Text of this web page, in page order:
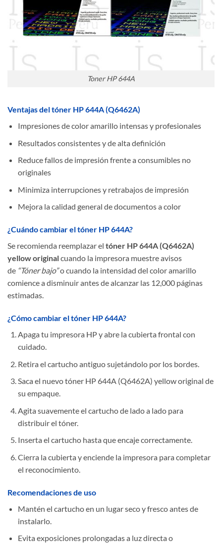
Toner HP 644A
Ventajas del tóner HP 644A (Q6462A)
Impresiones de color amarillo intensas y profesionales
Resultados consistentes y de alta definición
Reduce fallos de impresión frente a consumibles no
originales
Minimiza interrupciones y retrabajos de impresión
Mejora la calidad general de documentos a color
¿Cuándo cambiar el tóner HP 644A?
Se recomienda reemplazar el tóner HP 644A (Q6462A)
yellow originalcuando la impresora muestre avisos
de “Tóner bajo”o cuando la intensidad del color amarillo
comience a disminuir antes de alcanzar las 12,000 páginas
estimadas.
¿Cómo cambiar el tóner HP 644A?
Apaga tu impresora HP y abre la cubierta frontal con
cuidado.
Retira el cartucho antiguo sujetándolo por los bordes.
Saca el nuevo tóner HP 644A (Q6462A) yellow original de
su empaque.
Agita suavemente el cartucho de lado a lado para
distribuir el tóner.
Inserta el cartucho hasta que encaje correctamente.
Cierra la cubierta y enciende la impresora para completar
el reconocimiento.
Recomendaciones de uso
Mantén el cartucho en un lugar seco y fresco antes de
instalarlo.
Evita exposiciones prolongadas a luz directa o